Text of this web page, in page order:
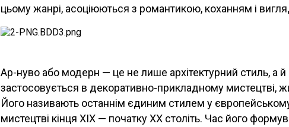
цьому жанрі, асоціюються з романтикою, коханням і
Ар-нуво або модерн — це не лише архітектурний стиль, а
застосовується в декоративно-прикладному мистецтві,
Його називають останнім єдиним стилем у
мистецтві кінця XIX — початку XX століть. Час його